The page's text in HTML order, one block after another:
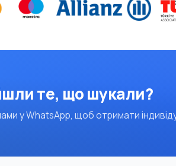
те, що шукали?
у WhatsApp, щоб отримати